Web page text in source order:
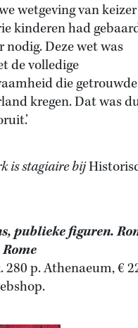
wetgeving van
kinderen had
nodig. Deze wet was
de volledige
die
kregen. Dat was
is stagiaire bij
publieke figuren.
p. Athenaeum, €